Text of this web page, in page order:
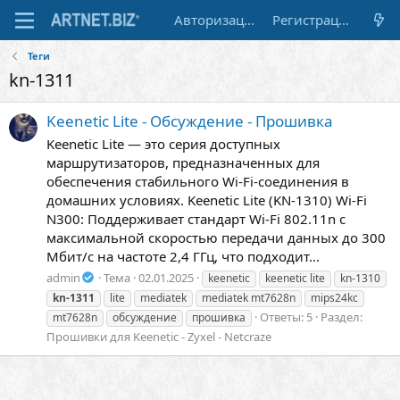
Авторизация Регистрация
Теги
kn-1311
Keenetic Lite - Обсуждение - Прошивка
Keenetic Lite — это серия доступных
маршрутизаторов, предназначенных для
обеспечения стабильного Wi-Fi-соединения в
домашних условиях. Keenetic Lite (KN-1310) Wi-Fi
N300: Поддерживает стандарт Wi-Fi 802.11n с
максимальной скоростью передачи данных до 300
Мбит/с на частоте 2,4 ГГц, что подходит...
admin Тема 02.01.2025 keenetic keenetic lite
kn-1310
kn-1311
lite mediatek mediatek mt7628n
mips24kc
mt7628n
обсуждение прошивка Ответы: 5 Раздел:
Прошивки для Keenetic - Zyxel - Netcraze